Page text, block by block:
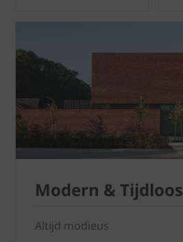
Modern & Tijdloos
Altijd modieus